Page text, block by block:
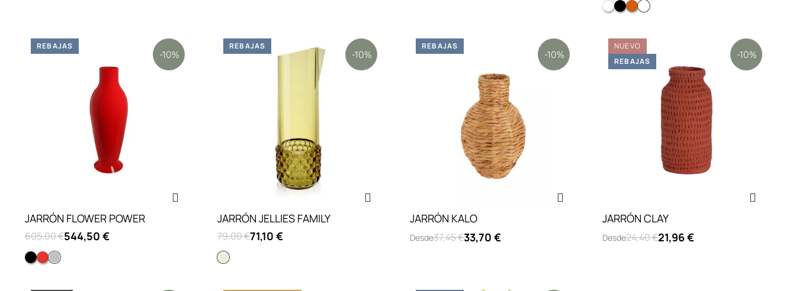
Blanco brillante
NEGRO
AmbarCristal
JARRÓN FLOWER POWER
605,00 €544,50 €
Negro opaco
Rojo kartell opaco
Blanco opaco
-10%
REBAJAS
JARRÓN JELLIES FAMILY
79,00 €71,10 €
Verde claro transparente
-10%
REBAJAS
JARRÓN KALO
Desde37,45 €33,70 €
-10%
REBAJAS
JARRÓN CLAY
Desde24,40 €21,96 €
NUEVO
-10%
REBAJAS